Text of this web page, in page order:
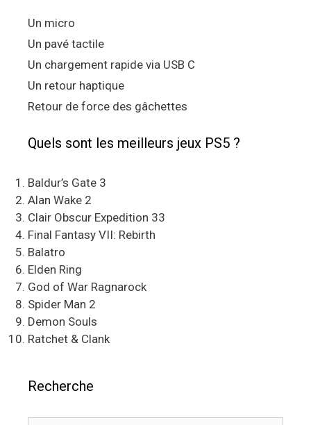
Un micro
Un pavé tactile
Un chargement rapide via USB C
Un retour haptique
Retour de force des gâchettes
Quels sont les meilleurs jeux PS5 ?
Baldur’s Gate 3
Alan Wake 2
Clair Obscur Expedition 33
Final Fantasy VII: Rebirth
Balatro
Elden Ring
God of War Ragnarock
Spider Man 2
Demon Souls
Ratchet & Clank
Recherche